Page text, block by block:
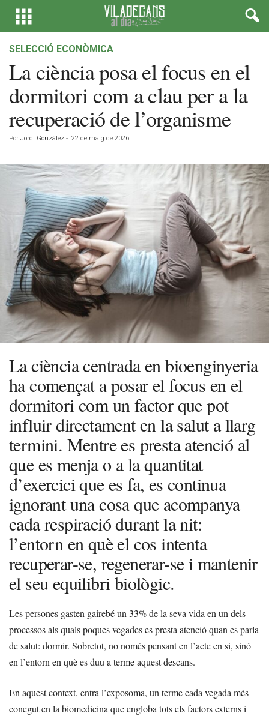
SELECCIÓ ECONÒMICA
La ciència posa el focus en el
dormitori com a clau per a la
recuperació de l’organisme
Por Jordi González - 22 de maig de 2026
La ciència centrada en bioenginyeria
ha començat a posar el focus en el
dormitori com un factor que pot
influir directament en la salut a llarg
termini. Mentre es presta atenció al
que es menja o a la quantitat
d’exercici que es fa, es continua
ignorant una cosa que acompanya
cada respiració durant la nit:
l’entorn en què el cos intenta
recuperar-se, regenerar-se i mantenir
el seu equilibri biològic.
Les persones gasten gairebé un 33% de la seva vida en un dels
processos als quals poques vegades es presta atenció quan es parla
de salut: dormir. Sobretot, no només pensant en l’acte en si, sinó
en l’entorn en què es duu a terme aquest descans.
En aquest context, entra l’exposoma, un terme cada vegada més
conegut en la biomedicina que engloba tots els factors externs i